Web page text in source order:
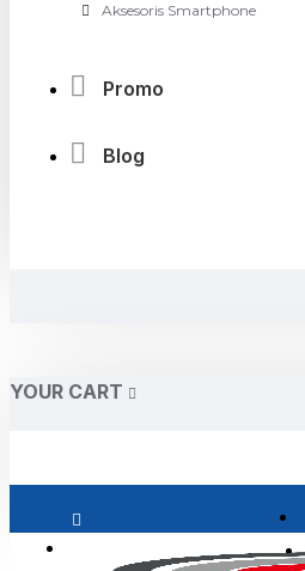
Aksesoris Smartphone
Promo
Blog
YOUR CART